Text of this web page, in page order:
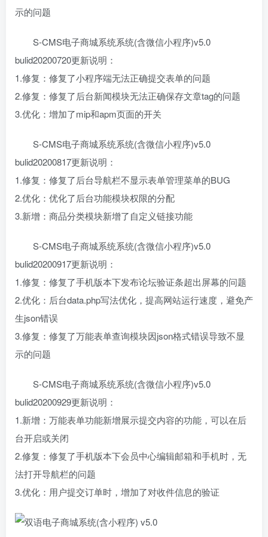
示的问题
S-CMS电子商城系统系统(含微信小程序)v5.0
bulid20200720更新说明：
1.修复：修复了小程序端无法正确提交表单的问题
2.修复：修复了后台新闻模块无法正确保存文章tag的问题
3.优化：增加了mip和apm页面的开关
S-CMS电子商城系统系统(含微信小程序)v5.0
bulid20200817更新说明：
1.修复：修复了后台导航栏不显示表单管理菜单的BUG
2.优化：优化了后台功能模块权限的分配
3.新增：商品分类模块新增了自定义链接功能
S-CMS电子商城系统系统(含微信小程序)v5.0
bulid20200917更新说明：
1.修复：修复了手机版本下发布论坛验证条超出屏幕的问题
2.优化：后台data.php写法优化，提高网站运行速度，避免产
生json错误
3.修复：修复了万能表单查询模块因json格式错误导致不显
示的问题
S-CMS电子商城系统系统(含微信小程序)v5.0
bulid20200929更新说明：
1.新增：万能表单功能新增展示提交内容的功能，可以在后
台开启或关闭
2.修复：修复了手机版本下会员中心编辑邮箱和手机时，无
法打开导航栏的问题
3.优化：用户提交订单时，增加了对收件信息的验证